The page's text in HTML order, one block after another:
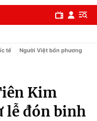
tế Người Việt bốn phương
Kim
lễ đón binh